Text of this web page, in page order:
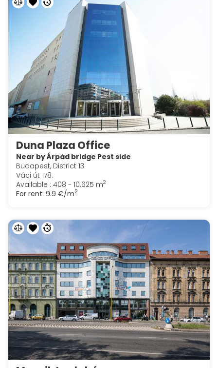
Duna Plaza Office
Near by Árpád bridge Pest side
Budapest, District 13
Váci út 178.
Available : 408 - 10.625 m2
For rent: 9.9 €/m2